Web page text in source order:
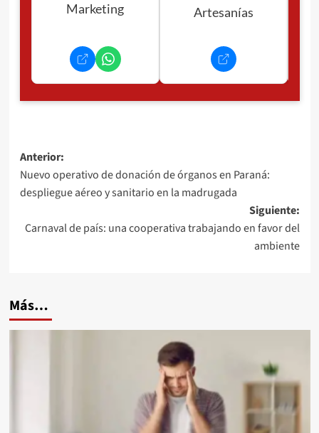
Marketing
Artesanías
Navegación
de
entradas
Anterior:
Nuevo operativo de donación de órganos en Paraná:
despliegue aéreo y sanitario en la madrugada
Siguiente:
Carnaval de país: una cooperativa trabajando en favor del
ambiente
Más…